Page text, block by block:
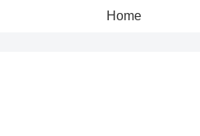
Home